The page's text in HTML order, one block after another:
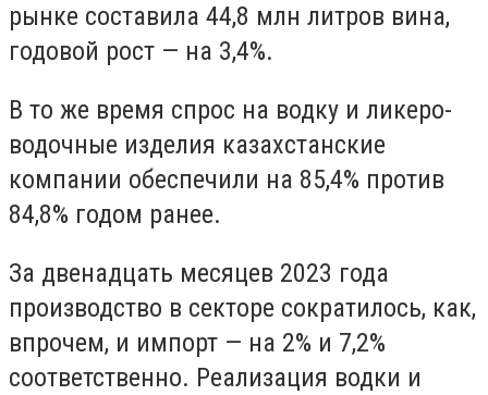
рынке составила 44,8 млн литров вина,
годовой рост — на 3,4%.
В то же время спрос на водку и ликеро-
водочные изделия казахстанские
компании обеспечили на 85,4% против
84,8% годом ранее.
За двенадцать месяцев 2023 года
производство в секторе сократилось, как,
впрочем, и импорт — на 2% и 7,2%
соответственно. Реализация водки и